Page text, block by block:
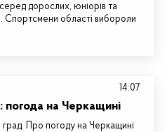
дорослих, юніорів та
Спортсмени області вибороли
погода на Черкащині
град. Про погоду на Черкащині
14:07